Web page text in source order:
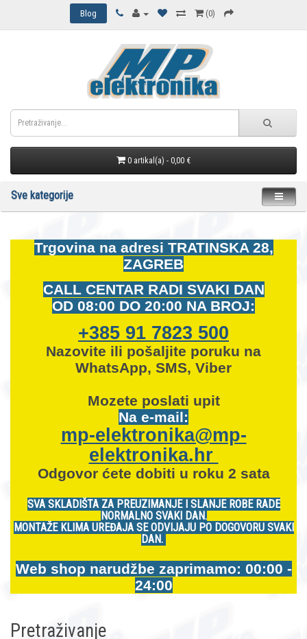
Blog (0)
0 artikal(a) - 0,00 €
Sve kategorije
Trgovina na adresi TRATINSKA 28,
ZAGREB
CALL CENTAR RADI SVAKI DAN
OD 08:00 DO 20:00 NA BROJ:
+385 91 7823 500
Nazovite ili pošaljite poruku na
WhatsApp, SMS, Viber
Mozete poslati upit
Na e-mail:
mp-elektronika@mp-
elektronika.hr
Odgovor ćete dobiti u roku 2 sata
SVA SKLADIŠTA ZA PREUZIMANJE I SLANJE ROBE RADE
NORMALNO SVAKI DAN.
MONTAŽE KLIMA UREĐAJA SE ODVIJAJU PO DOGOVORU SVAKI
DAN.
Web shop narudžbe zaprimamo: 00:00 -
24:00
Pretraživanje